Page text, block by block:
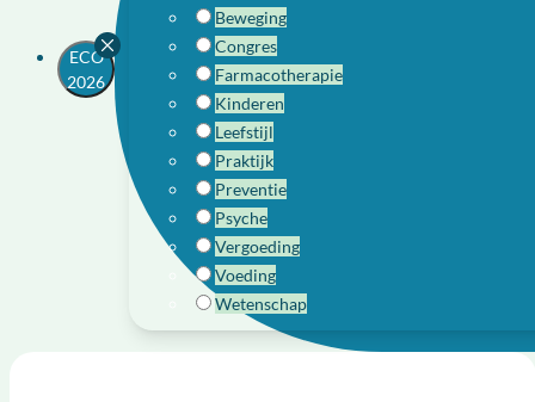
ECO
2026
Beweging
Congres
Farmacotherapie
Kinderen
Leefstijl
Praktijk
Preventie
Psyche
Vergoeding
Voeding
Wetenschap